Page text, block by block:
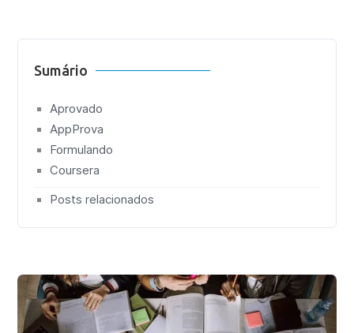
Sumário
Aprovado
AppProva
Formulando
Coursera
Posts relacionados